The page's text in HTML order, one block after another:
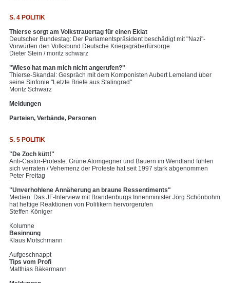
S. 4 POLITIK
Thierse sorgt am Volkstrauertag für einen Eklat
Deutscher Bundestag: Der Parlamentspräsident beschädigt mit "Nazi"-
Vorwürfen den Volksbund Deutsche Kriegsgräberfürsorge
Dieter Stein / moritz schwarz
"Wieso hat man mich nicht angerufen?"
Thierse-Skandal: Gespräch mit dem Komponisten Aubert Lemeland über
seine Sinfonie "Letzte Briefe aus Stalingrad"
Moritz Schwarz
Meldungen
Parteien, Verbände, Personen
S. 5 POLITIK
"De Zoch kütt!"
Anti-Castor-Proteste: Grüne Atomgegner und Bauern im Wendland fühlen
sich verraten / Vehemenz der Proteste hat seit 1997 stark abgenommen
Peter Freitag
"Unverhohlene Annäherung an braune Ressentiments"
Medien: Das JF-Interview mit Brandenburgs Innenminister Jörg Schönbohm
hat heftige Reaktionen von Politikern hervorgerufen
Steffen Königer
Kolumne
Besinnung
Klaus Motschmann
Aufgeschnappt
Tips vom Profi
Matthias Bäkermann